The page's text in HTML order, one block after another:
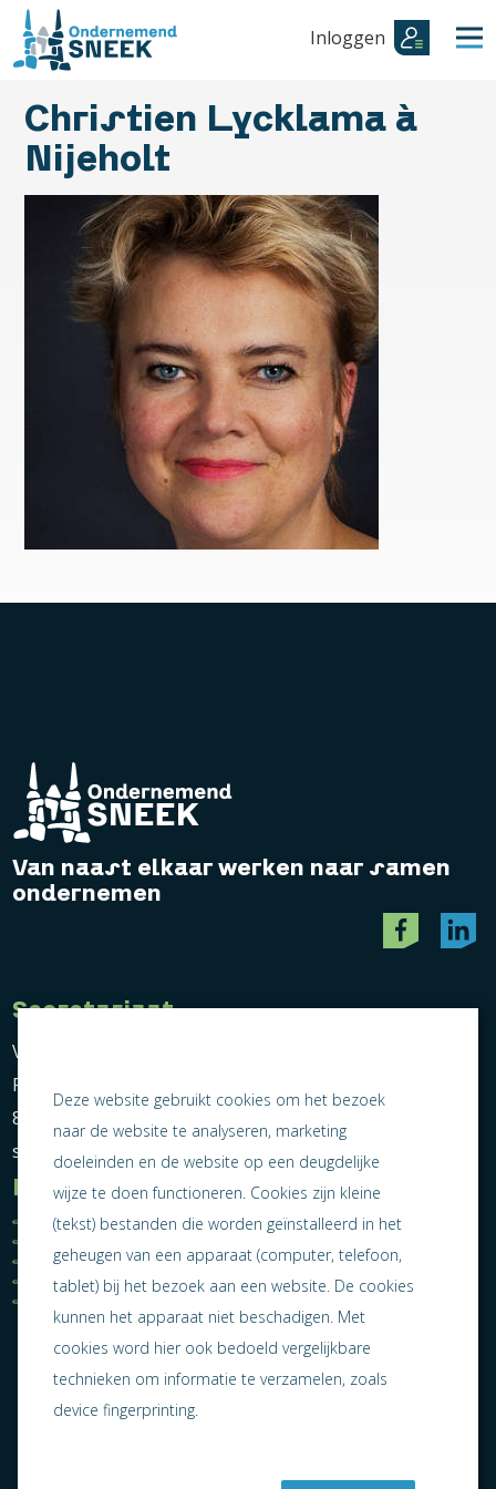
Inloggen
Christien Lycklama à
Nijeholt
Van naast elkaar werken naar samen
ondernemen
Secretariaat
Vereniging Ondernemend Sneek
Postbus 464
8600 AL Sneek
secretariaat@ondernemendsneek.nl
Informatie
Ledenoverzicht
Algemene voorwaarden
Privacy statement
Jaarverslag 2025
Nieuws
Lid worden
Contact
Deze website gebruikt cookies om het bezoek
naar de website te analyseren, marketing
doeleinden en de website op een deugdelijke
wijze te doen functioneren. Cookies zijn kleine
(tekst) bestanden die worden geïnstalleerd in het
geheugen van een apparaat (computer, telefoon,
tablet) bij het bezoek aan een website. De cookies
kunnen het apparaat niet beschadigen. Met
cookies word hier ook bedoeld vergelijkbare
technieken om informatie te verzamelen, zoals
device fingerprinting.